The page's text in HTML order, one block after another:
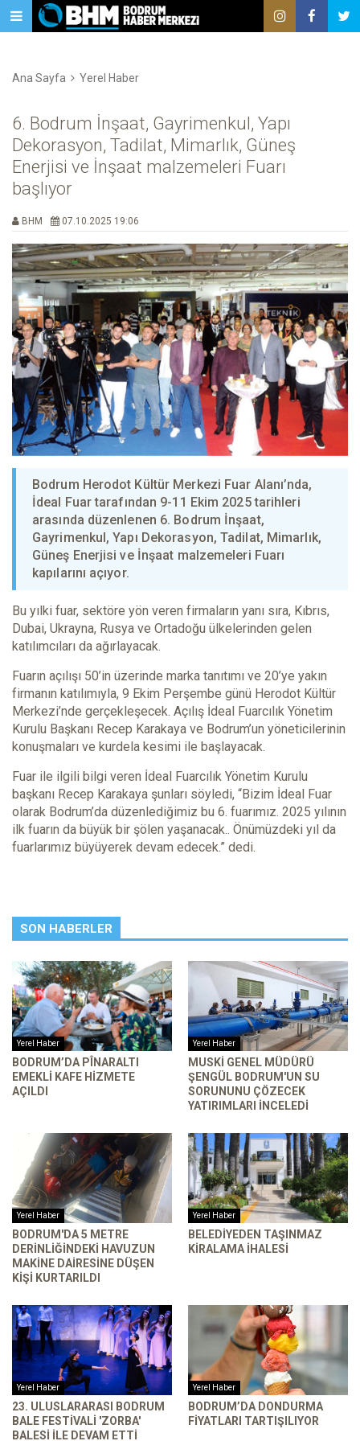
Ana Sayfa Yerel Haber
6. Bodrum İnşaat, Gayrimenkul, Yapı
Dekorasyon, Tadilat, Mimarlık, Güneş
Enerjisi ve İnşaat malzemeleri Fuarı
başlıyor
BHM 07.10.2025 19:06
Bodrum Herodot Kültür Merkezi Fuar Alanı’nda,
İdeal Fuar tarafından 9-11 Ekim 2025 tarihleri
arasında düzenlenen 6. Bodrum İnşaat,
Gayrimenkul, Yapı Dekorasyon, Tadilat, Mimarlık,
Güneş Enerjisi ve İnşaat malzemeleri Fuarı
kapılarını açıyor.
Bu yılki fuar, sektöre yön veren firmaların yanı sıra, Kıbrıs,
Dubai, Ukrayna, Rusya ve Ortadoğu ülkelerinden gelen
katılımcıları da ağırlayacak.
Fuarın açılışı 50’in üzerinde marka tanıtımı ve 20’ye yakın
firmanın katılımıyla, 9 Ekim Perşembe günü Herodot Kültür
Merkezi’nde gerçekleşecek. Açılış İdeal Fuarcılık Yönetim
Kurulu Başkanı Recep Karakaya ve Bodrum’un yöneticilerinin
konuşmaları ve kurdela kesimi ile başlayacak.
Fuar ile ilgili bilgi veren İdeal Fuarcılık Yönetim Kurulu
başkanı Recep Karakaya şunları söyledi, “Bizim İdeal Fuar
olarak Bodrum’da düzenlediğimiz bu 6. fuarımız. 2025 yılının
ilk fuarın da büyük bir şölen yaşanacak.. Önümüzdeki yıl da
fuarlarımız büyüyerek devam edecek.” dedi.
SON HABERLER
Yerel Haber
BODRUM’DA PÎNARALTI
EMEKLI KAFE HIZMETE
AÇILDI
Yerel Haber
MUSKİ GENEL MÜDÜRÜ
ŞENGÜL BODRUM'UN SU
SORUNUNU ÇÖZECEK
YATIRIMLARI INCELEDI
Yerel Haber
BODRUM'DA 5 METRE
DERINLIĞINDEKI HAVUZUN
MAKINE DAIRESINE DÜŞEN
KIŞI KURTARILDI
Yerel Haber
BELEDIYEDEN TAŞINMAZ
KIRALAMA İHALESI
Yerel Haber
23. ULUSLARARASI BODRUM
BALE FESTIVALI 'ZORBA'
BALESI ILE DEVAM ETTI
Yerel Haber
BODRUM’DA DONDURMA
FIYATLARI TARTIŞILIYOR